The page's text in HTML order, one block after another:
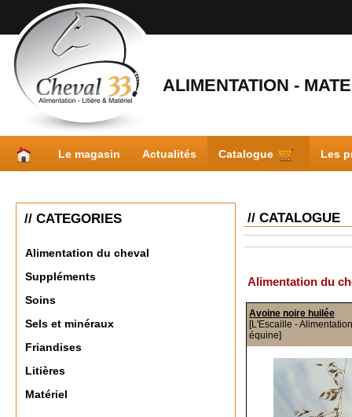
ALIMENTATION -
Le magasin Actualités Catalogue Les
// CATEGORIES
Alimentation du cheval
Suppléments
Soins
Sels et minéraux
Friandises
Litières
Matériel
// CATALOGUE
Alimentation du
Avoine noire huilée
[L'Escaille - Alimentation
équine]